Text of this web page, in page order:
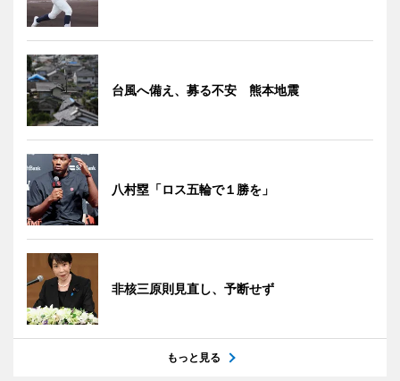
台風へ備え、募る不安 熊本地震
八村塁「ロス五輪で１勝を」
非核三原則見直し、予断せず
もっと見る